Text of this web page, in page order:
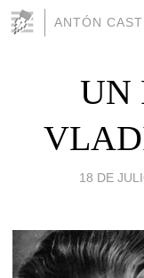
ANTÓN
UN
18 DE